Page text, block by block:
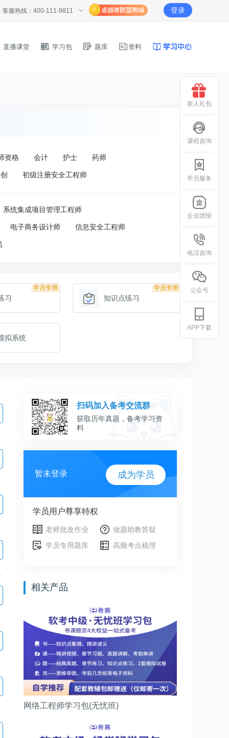
客服热线：400-111-9811 登录
直播课堂 学习包 题库 资料
资格 会计 护士 药师
初级注册安全工程师
系统集成项目管理工程师
电子商务设计师 信息安全工程师
学员专用
习
学员专用
知识点练习
拟系统
扫码加入备考交流群
获取历年真题，备考学习资
料
暂未登录 成为学员
学员用户尊享特权
老师批改作业
做题助教答疑
学员专用题库
高频考点梳理
相关产品
网络工程师学习包(无忧班)
新人礼包
课程咨询
学员服务
企业团报
电话咨询
公众号
APP下载